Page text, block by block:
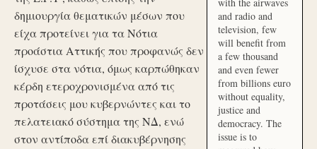
δημιουργία θεματικών μέσων που
είχα προτείνει για τα Νότια
προάστια Αττικής που προφανώς δεν
ίσχυσε στα νότια, όμως καρπώθηκαν
κέρδη ετεροχρονισμένα από τις
προτάσεις μου κυβερνώντες και το
πελατειακό σύστημα της ΝΔ, ενώ
στον αντίποδα επί διακυβέρνησης
and radio and
television, few
will benefit from
a few thousand
and even fewer
from billions euro
without equality,
justice and
democracy. The
issue is to